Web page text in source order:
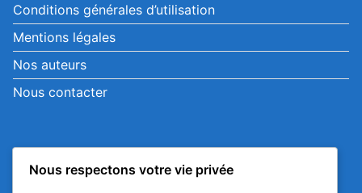
Conditions générales d’utilisation
Mentions légales
Nos auteurs
Nous contacter
Avis Importants
Nous respectons votre vie privée